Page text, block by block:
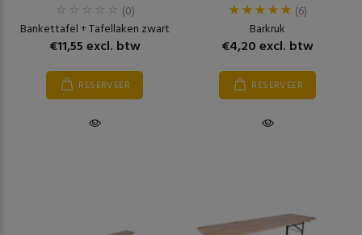
(0)
Bankettafel + Tafellaken zwart
€11,55 excl. btw
RESERVEER
(6)
Barkruk
€4,20 excl. btw
RESERVEER